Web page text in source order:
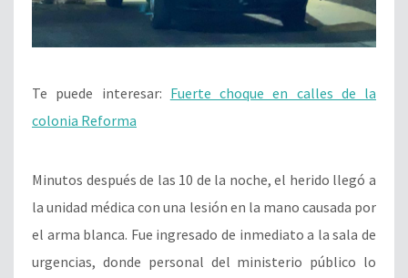
Te puede interesar: Fuerte choque en calles de la
colonia Reforma
Minutos después de las 10 de la noche, el herido llegó a
la unidad médica con una lesión en la mano causada por
el arma blanca. Fue ingresado de inmediato a la sala de
urgencias, donde personal del ministerio público lo